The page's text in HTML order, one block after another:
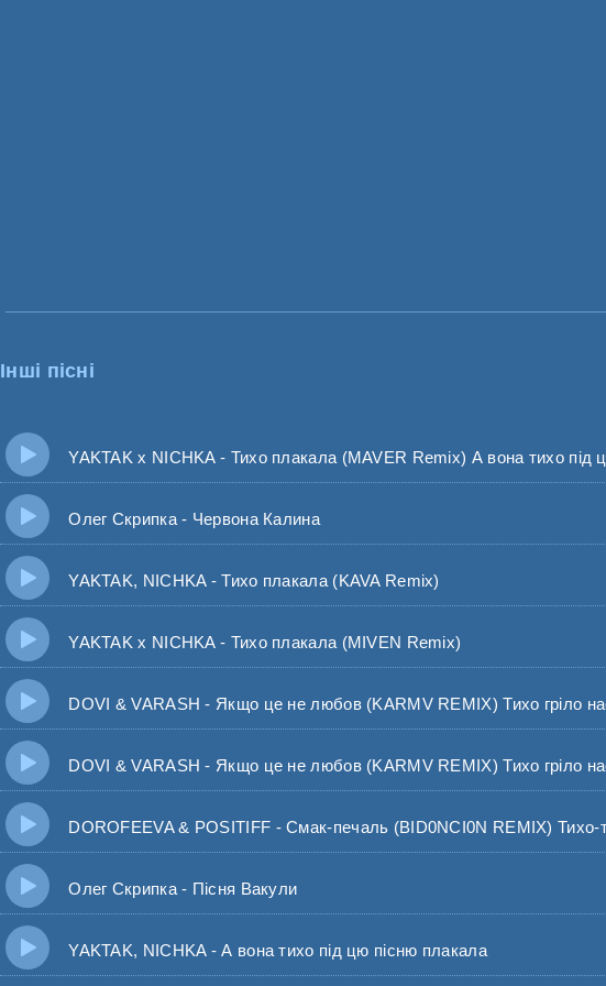
Інші пісні
YAKTAK x NICHKA - Тихо плакала (MAVER Remix) А вона тихо під
Олег Скрипка - Червона Калина
YAKTAK, NICHKA - Тихо плакала (KAVA Remix)
YAKTAK x NICHKA - Тихо плакала (MIVEN Remix)
DOVI & VARASH - Якщо це не любов (KARMV REMIX) Тихо гріло
DOVI & VARASH - Якщо це не любов (KARMV REMIX) Тихо гріло
DOROFEEVA & POSITIFF - Смак-печаль (BID0NCI0N REMIX) Тихо-
Олег Скрипка - Пісня Вакули
YAKTAK, NICHKA - А вона тихо під цю пісню плакала